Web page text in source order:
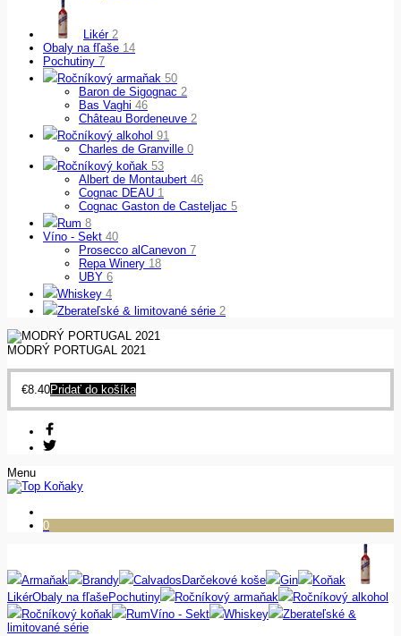
Likér 2
Obaly na fľaše 14
Pochutiny 7
Ročníkový armaňak 50
Baron de Sigognac 2
Bas Vaghi 46
Château Bordeneuve 2
Ročníkový alkohol 91
Charles de Granville 0
Ročníkový koňak 53
Albert de Montaubert 46
Cognac DEAU 1
Cognac Gaston de Casteljac 5
Rum 8
Víno - Sekt 40
Prosecco alCanevon 7
Repa Winery 18
UBY 6
Whiskey 4
Zberateľské & limitované série 2
MODRÝ PORTUGAL 2021
€8.40Pridať do košíka
Menu
0
Armaňak Brandy Calvados Darčekové koše Gin
Koňak
LikérObaly na fľašePochutiny Ročníkový armaňak
Ročníkový alkohol
Ročníkový koňak
RumVíno - Sekt Whiskey
Zberateľské &
limitované série